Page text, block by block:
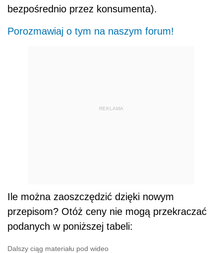
bezpośrednio przez konsumenta).
Porozmawiaj o tym na naszym forum!
REKLAMA
Ile można zaoszczędzić dzięki nowym
przepisom? Otóż ceny nie mogą przekraczać
podanych w poniższej tabeli:
Dalszy ciąg materiału pod wideo